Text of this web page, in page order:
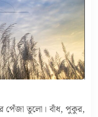
পেঁজা তুলো। বাঁধ, পুকুর,